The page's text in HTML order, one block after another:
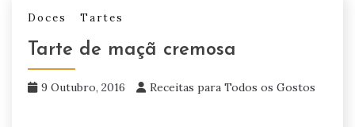
Doces Tartes
Tarte de maçã cremosa
9 Outubro, 2016 Receitas para Todos os Gostos